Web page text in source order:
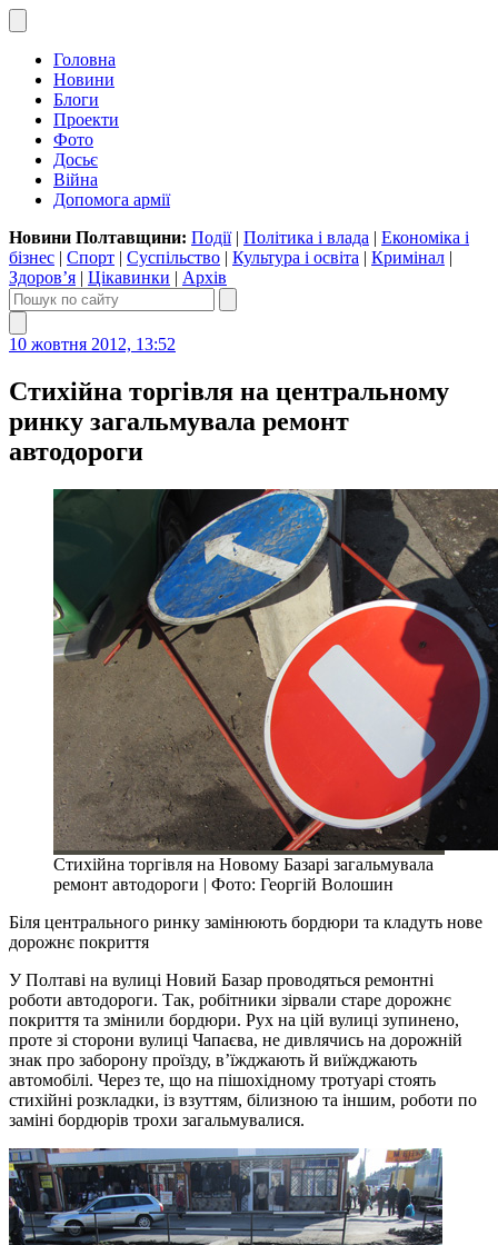
Головна
Новини
Блоги
Проекти
Фото
Досьє
Війна
Допомога армії
Новини Полтавщини: Події| Політика і влада | Економіка і
бізнес | Спорт | Суспільство | Культура і освіта | Кримінал |
Здоров’я | Цікавинки | Архів
10 жовтня 2012, 13:52
Стихійна торгівля на центральному
ринку загальмувала ремонт
автодороги
Стихійна торгівля на Новому Базарі загальмувала
ремонт автодороги | Фото: Георгій Волошин
Біля центрального ринку замінюють бордюри та кладуть нове
дорожнє покриття
У Полтаві на вулиці Новий Базар проводяться ремонтні
роботи автодороги. Так, робітники зірвали старе дорожнє
покриття та змінили бордюри. Рух на цій вулиці зупинено,
проте зі сторони вулиці Чапаєва, не дивлячись на дорожній
знак про заборону проїзду, в’їжджають й виїжджають
автомобілі. Через те, що на пішохідному тротуарі стоять
стихійні розкладки, із взуттям, білизною та іншим, роботи по
заміні бордюрів трохи загальмувалися.